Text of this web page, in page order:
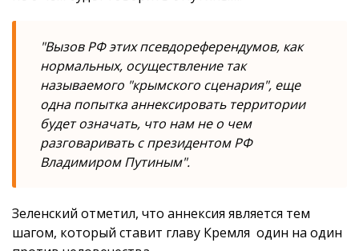
"Вызов РФ этих псевдореферендумов, как
нормальных, осуществление так
называемого "крымского сценария", еще
одна попытка аннексировать территории
будет означать, что нам не о чем
разговаривать с президентом РФ
Владимиром Путиным".
Зеленский отметил, что аннексия является тем
шагом, который ставит главу Кремля один на один